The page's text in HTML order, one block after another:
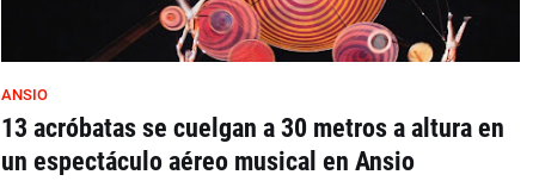
ANSIO
13 acróbatas se cuelgan a 30 metros a altura en
un espectáculo aéreo musical en Ansio